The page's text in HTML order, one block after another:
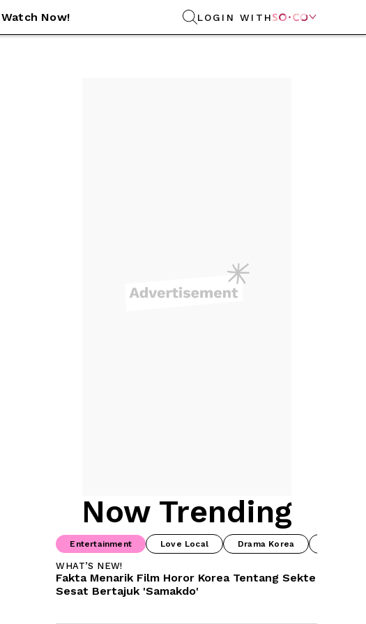
Watch Now! LOGIN WITH 
Now Trending
Entertainment Love Local Drama Korea
WHAT’S NEW!
Fakta Menarik Film Horor Korea Tentang Sekte
Sesat Bertajuk 'Samakdo'